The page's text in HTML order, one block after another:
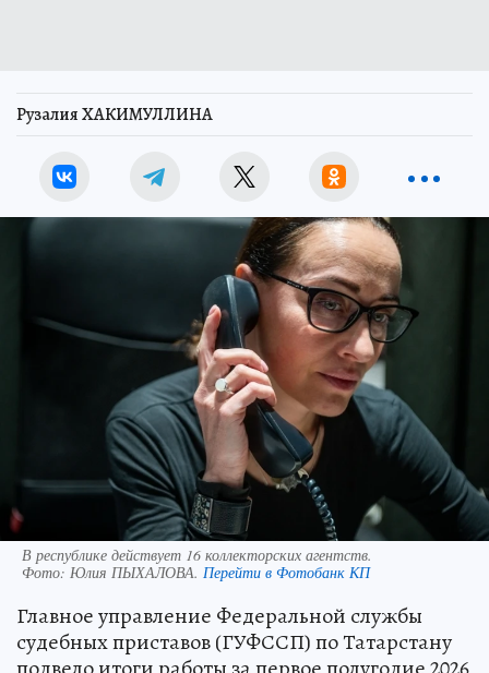
Рузалия ХАКИМУЛЛИНА
В республике действует 16 коллекторских агентств.
Фото: Юлия ПЫХАЛОВА. Перейти в Фотобанк КП
Главное управление Федеральной службы
судебных приставов (ГУФССП) по Татарстану